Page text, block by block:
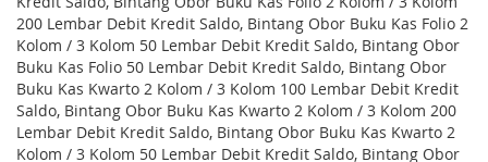
200 Lembar Debit Kredit Saldo, Bintang Obor Buku Kas Folio 2
Kolom / 3 Kolom 50 Lembar Debit Kredit Saldo, Bintang Obor
Buku Kas Folio 50 Lembar Debit Kredit Saldo, Bintang Obor
Buku Kas Kwarto 2 Kolom / 3 Kolom 100 Lembar Debit Kredit
Saldo, Bintang Obor Buku Kas Kwarto 2 Kolom / 3 Kolom 200
Lembar Debit Kredit Saldo, Bintang Obor Buku Kas Kwarto 2
Kolom / 3 Kolom 50 Lembar Debit Kredit Saldo, Bintang Obor